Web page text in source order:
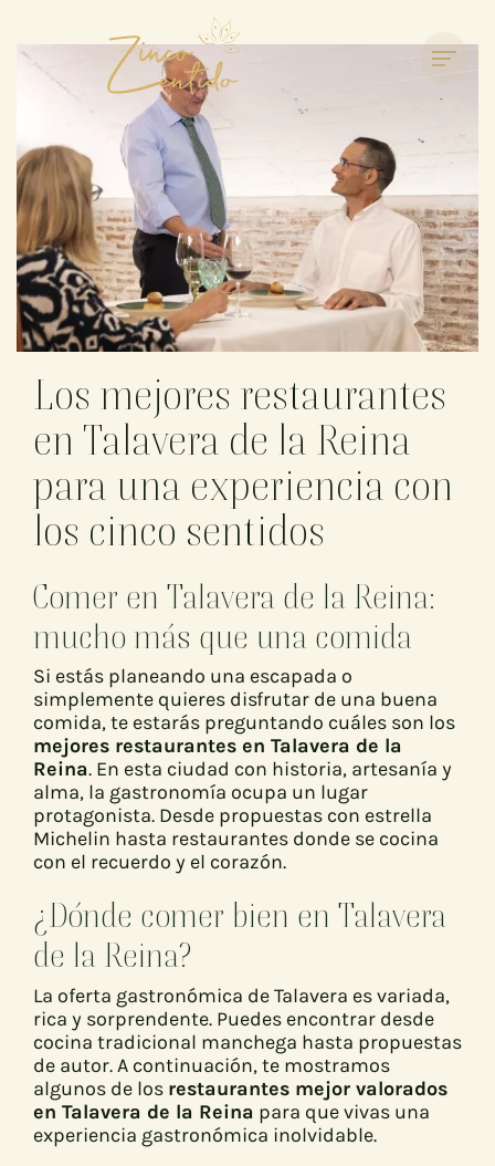
Los mejores restaurantes
en Talavera de la Reina
para una experiencia con
los cinco sentidos
Comer en Talavera de la Reina:
mucho más que una comida
Si estás planeando una escapada o
simplemente quieres disfrutar de una buena
comida, te estarás preguntando cuáles son los
mejores restaurantes en Talavera de la
Reina. En esta ciudad con historia, artesanía y
alma, la gastronomía ocupa un lugar
protagonista. Desde propuestas con estrella
Michelin hasta restaurantes donde se cocina
con el recuerdo y el corazón.
¿Dónde comer bien en Talavera
de la Reina?
La oferta gastronómica de Talavera es variada,
rica y sorprendente. Puedes encontrar desde
cocina tradicional manchega hasta propuestas
de autor. A continuación, te mostramos
algunos de los restaurantes mejor valorados
en Talavera de la Reina para que vivas una
experiencia gastronómica inolvidable.